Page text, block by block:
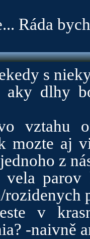
Ráda
s
aky dlhy
vztahu
mozte aj
z
vela
v
-naivně